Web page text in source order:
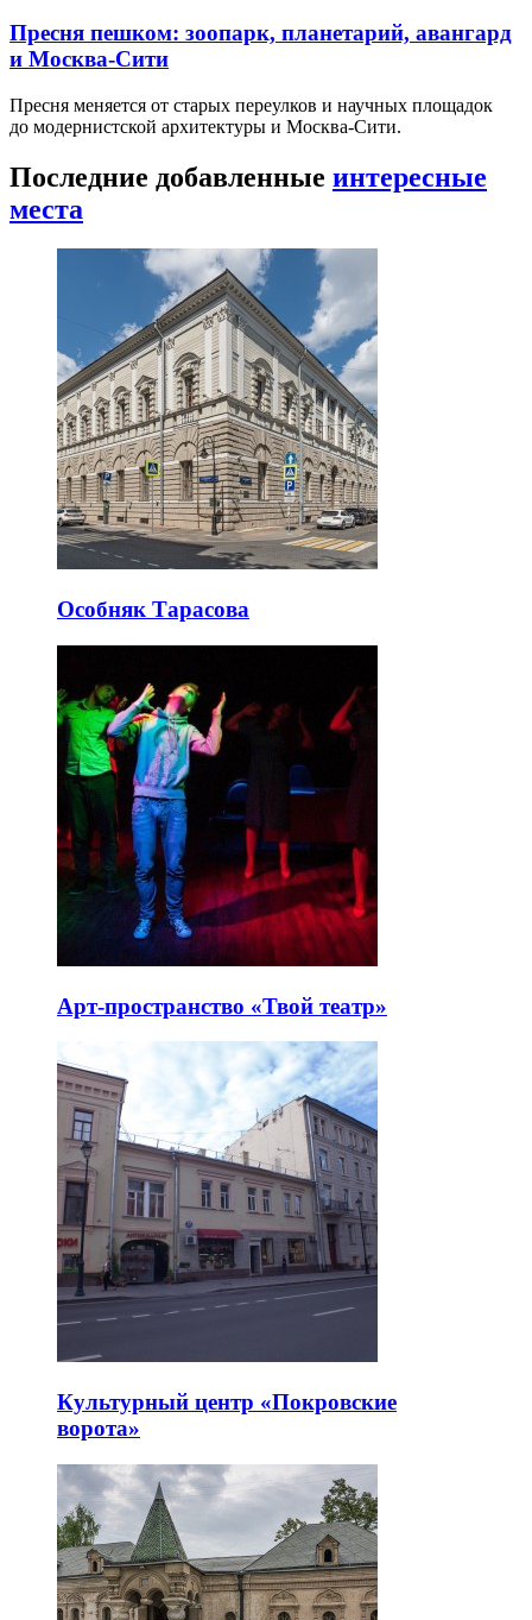
Пресня пешком: зоопарк, планетарий, авангард
и Москва-Сити
Пресня меняется от старых переулков и научных площадок
до модернистской архитектуры и Москва-Сити.
Последние добавленные интересные
места
Особняк Тарасова
Арт-пространство «Твой театр»
Культурный центр «Покровские
ворота»